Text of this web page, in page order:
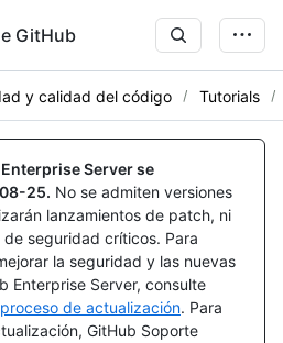
GitHub
y calidad del código Tutorials
Server se
25. No se admiten versiones
lanzamientos de patch, ni
seguridad críticos. Para
la seguridad y las nuevas
Enterprise Server, consulte
de actualización. Para
GitHub Soporte